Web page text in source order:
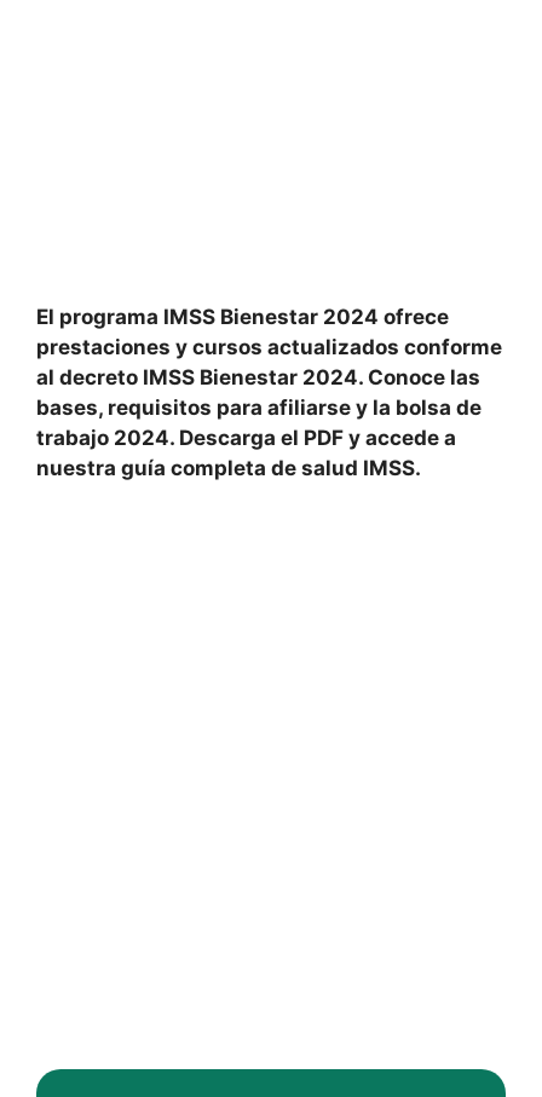
El programa IMSS Bienestar 2024 ofrece
prestaciones y cursos actualizados conforme
al decreto IMSS Bienestar 2024. Conoce las
bases, requisitos para afiliarse y la bolsa de
trabajo 2024. Descarga el PDF y accede a
nuestra guía completa de salud IMSS.